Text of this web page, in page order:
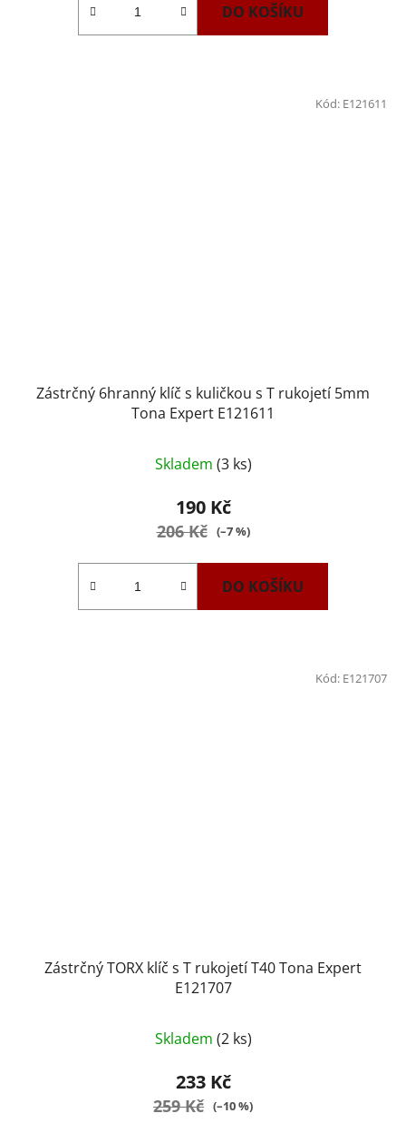
DO KOŠÍKU
Zástrčný 6hranný klíč s kuličkou s T rukojetí 5mm
Tona Expert E121611
Skladem (3 ks)
190 Kč
206 Kč (–7 %)
DO KOŠÍKU
Kód: E121611
Zástrčný TORX klíč s T rukojetí T40 Tona Expert
E121707
Skladem (2 ks)
233 Kč
259 Kč (–10 %)
Kód: E121707